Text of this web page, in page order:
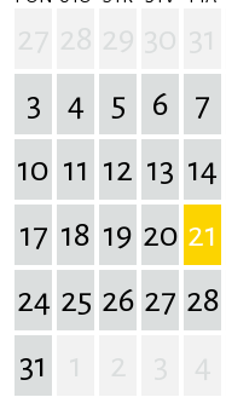
3
4 5 6 7
10 11 12 13 14
17 18 19 20 21
24 25 26 27 28
31